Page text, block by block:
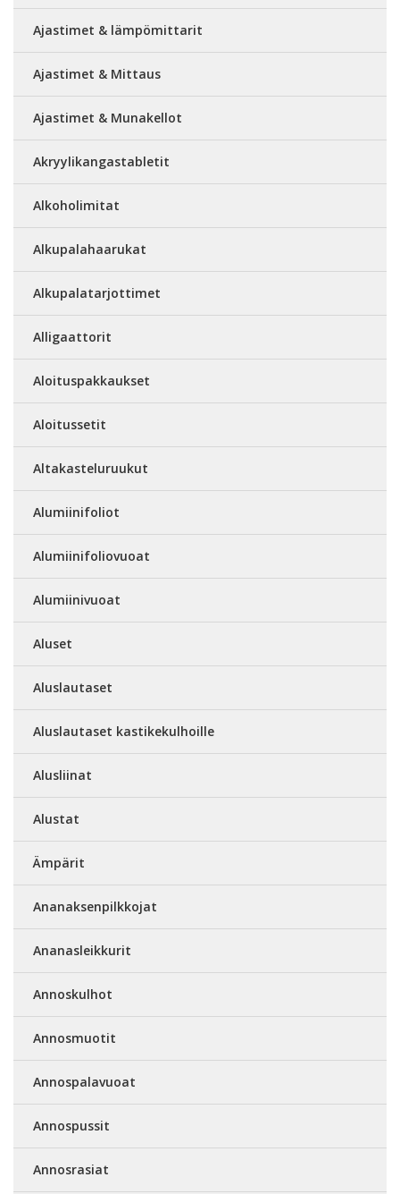
Ajastimet & lämpömittarit
Ajastimet & Mittaus
Ajastimet & Munakellot
Akryylikangastabletit
Alkoholimitat
Alkupalahaarukat
Alkupalatarjottimet
Alligaattorit
Aloituspakkaukset
Aloitussetit
Altakasteluruukut
Alumiinifoliot
Alumiinifoliovuoat
Alumiinivuoat
Aluset
Aluslautaset
Aluslautaset kastikekulhoille
Alusliinat
Alustat
Ämpärit
Ananaksenpilkkojat
Ananasleikkurit
Annoskulhot
Annosmuotit
Annospalavuoat
Annospussit
Annosrasiat